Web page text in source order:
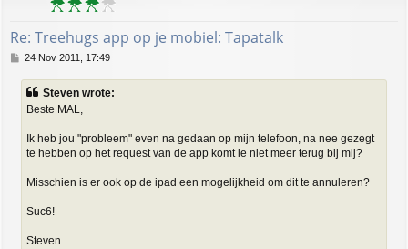
Re: Treehugs app op je mobiel: Tapatalk
P
s
24 Nov 2011, 17:49
Steven wrote:
Beste MAL,
Ik heb jou "probleem" even na gedaan op mijn telefoon, na nee gezegt
te hebben op het request van de app komt ie niet meer terug bij mij?
Misschien is er ook op de ipad een mogelijkheid om dit te annuleren?
Suc6!
Steven